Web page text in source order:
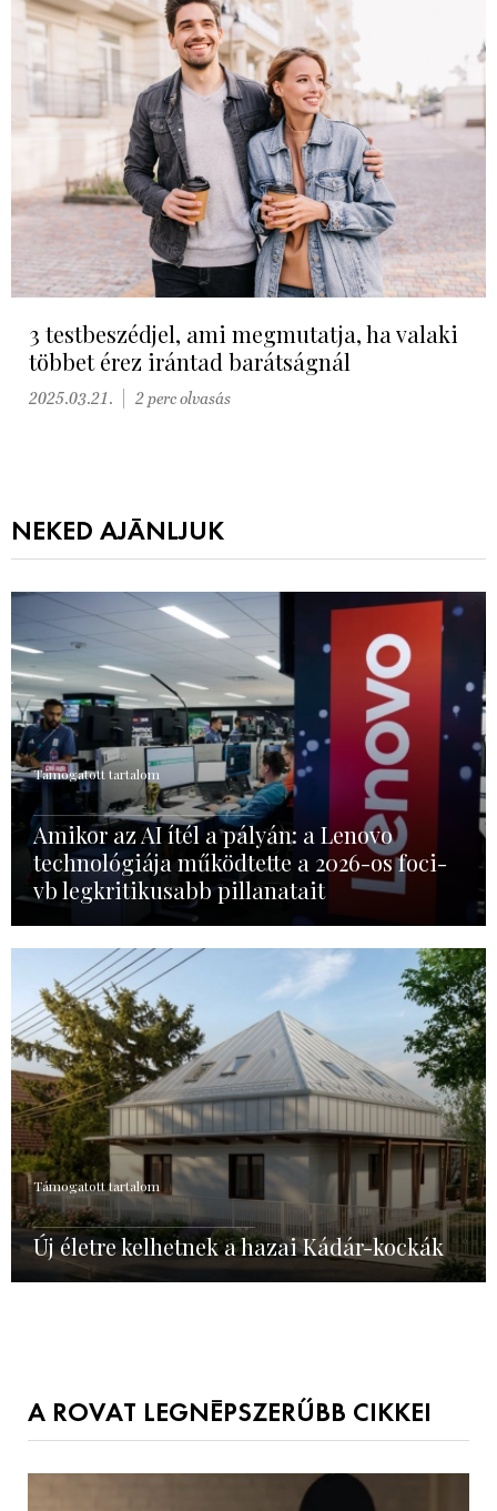
3 testbeszédjel, ami megmutatja, ha valaki
többet érez irántad barátságnál
2025.03.21. 2 perc olvasás
NEKED AJÁNLJUK
Támogatott tartalom
Amikor az AI ítél a pályán: a Lenovo
technológiája működtette a 2026-os foci-
vb legkritikusabb pillanatait
Támogatott tartalom
Új életre kelhetnek a hazai Kádár-kockák
A ROVAT LEGNÉPSZERŰBB CIKKEI